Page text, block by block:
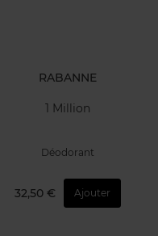
RABANNE
1 Million
Déodorant
32,50 € Ajouter